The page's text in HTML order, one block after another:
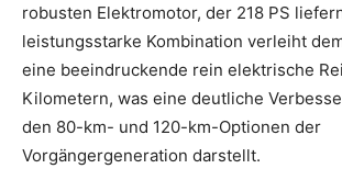
robusten Elektromotor, der 218 PS
leistungsstarke Kombination verleiht
eine beeindruckende rein elektrische
Kilometern, was eine deutliche
den 80-km- und 120-km-Optionen der
Vorgängergeneration darstellt.